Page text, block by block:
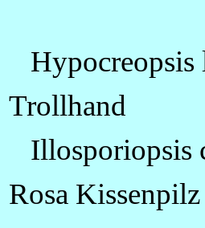
Trollhand
Illosporiopsis
Rosa Kissenpilz